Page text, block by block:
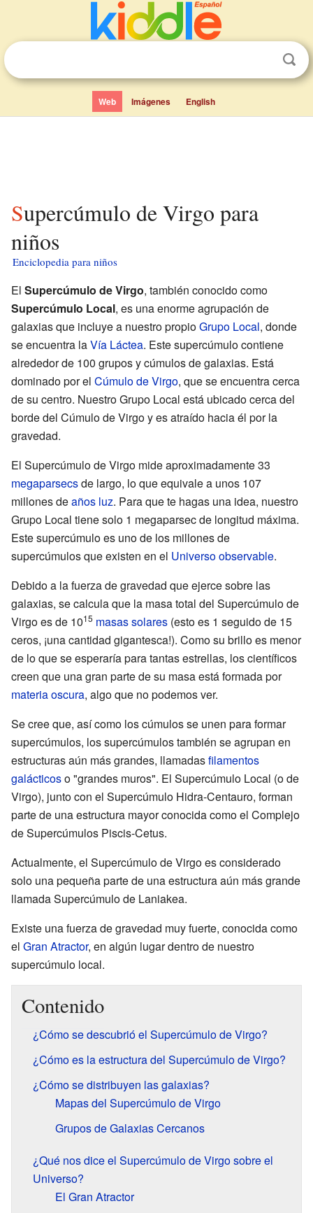
Web Imágenes English
Supercúmulo de Virgo para
niños
Enciclopedia para niños
El Supercúmulo de Virgo, también conocido como
Supercúmulo Local, es una enorme agrupación de
galaxias que incluye a nuestro propioGrupo Local, donde
se encuentra laVía Láctea. Este supercúmulo contiene
alrededor de 100 grupos y cúmulos de galaxias. Está
dominado por el Cúmulo de Virgo, que se encuentra cerca
de su centro. Nuestro Grupo Local está ubicado cerca del
borde del Cúmulo de Virgo y es atraído hacia él por la
gravedad.
El Supercúmulo de Virgo mide aproximadamente 33
megaparsecsde largo, lo que equivale a unos 107
millones deaños luz. Para que te hagas una idea, nuestro
Grupo Local tiene solo 1 megaparsec de longitud máxima.
Este supercúmulo es uno de los millones de
supercúmulos que existen en el Universo observable.
Debido a la fuerza de gravedad que ejerce sobre las
galaxias, se calcula que la masa total del Supercúmulo de
Virgo es de 1015 masas solares (esto es 1 seguido de 15
ceros, ¡una cantidad gigantesca!). Como su brillo es menor
de lo que se esperaría para tantas estrellas, los científicos
creen que una gran parte de su masa está formada por
materia oscura, algo que no podemos ver.
Se cree que, así como los cúmulos se unen para formar
supercúmulos, los supercúmulos también se agrupan en
estructuras aún más grandes, llamadasfilamentos
galácticoso "grandes muros". El Supercúmulo Local (o de
Virgo), junto con el Supercúmulo Hidra-Centauro, forman
parte de una estructura mayor conocida como el Complejo
de Supercúmulos Piscis-Cetus.
Actualmente, el Supercúmulo de Virgo es considerado
solo una pequeña parte de una estructura aún más grande
llamada Supercúmulo de Laniakea.
Existe una fuerza de gravedad muy fuerte, conocida como
el Gran Atractor, en algún lugar dentro de nuestro
supercúmulo local.
Contenido
¿Cómo se descubrió el Supercúmulo de Virgo?
¿Cómo es la estructura del Supercúmulo de Virgo?
¿Cómo se distribuyen las galaxias?
Mapas del Supercúmulo de Virgo
Grupos de Galaxias Cercanos
¿Qué nos dice el Supercúmulo de Virgo sobre el
Universo?
El Gran Atractor